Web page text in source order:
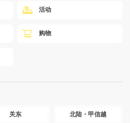
活动
购物
关东 北陆・甲信越